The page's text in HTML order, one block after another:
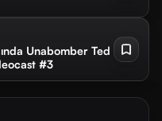
Unabomber Ted
Videocast #3